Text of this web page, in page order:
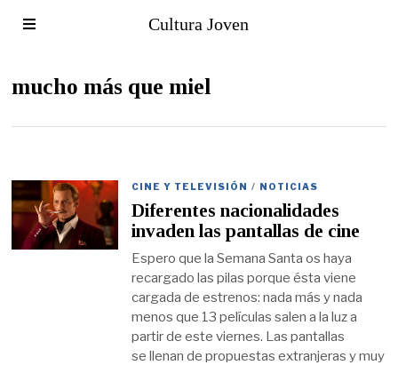
Cultura Joven
mucho más que miel
CINE Y TELEVISIÓN / NOTICIAS
Diferentes nacionalidades
invaden las pantallas de cine
Espero que la Semana Santa os haya
recargado las pilas porque ésta viene
cargada de estrenos: nada más y nada
menos que 13 películas salen a la luz a
partir de este viernes. Las pantallas
se llenan de propuestas extranjeras y muy